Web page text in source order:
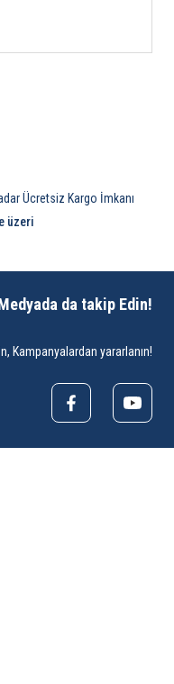
Ücretsiz Kargo İmkanı
üzeri
da takip Edin!
Kampanyalardan yararlanın!